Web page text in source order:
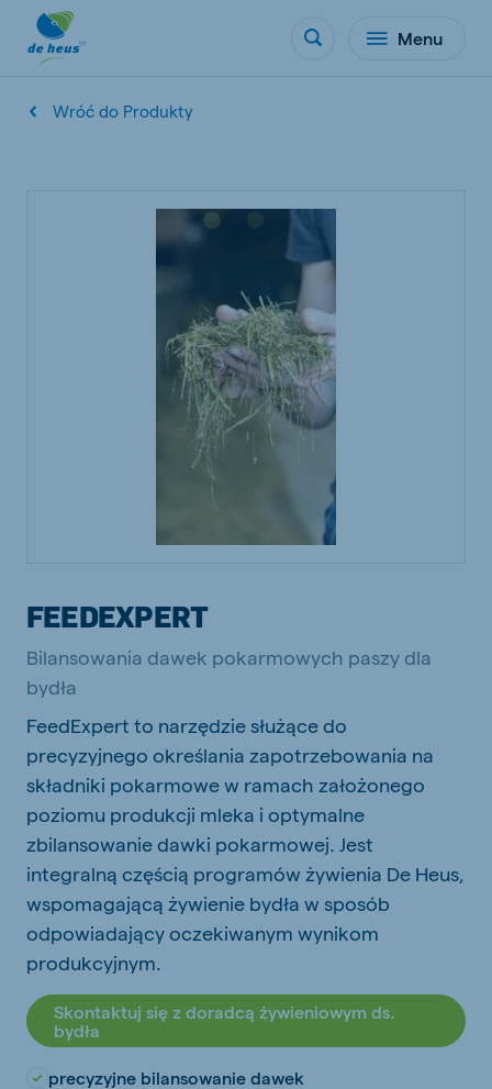
Menu
Wróć do Produkty
FEEDEXPERT
Bilansowania dawek pokarmowych paszy dla
bydła
FeedExpert to narzędzie służące do
precyzyjnego określania zapotrzebowania na
składniki pokarmowe w ramach założonego
poziomu produkcji mleka i optymalne
zbilansowanie dawki pokarmowej. Jest
integralną częścią programów żywienia De Heus,
wspomagającą żywienie bydła w sposób
odpowiadający oczekiwanym wynikom
produkcyjnym.
Skontaktuj się z doradcą żywieniowym ds.
bydła
precyzyjne bilansowanie dawek